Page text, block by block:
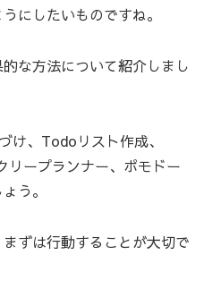
にしたいものですね。
な方法について紹介しまし
け、Todoリスト作成、
リープランナー、ポモドー
う。
ずは行動することが大切で